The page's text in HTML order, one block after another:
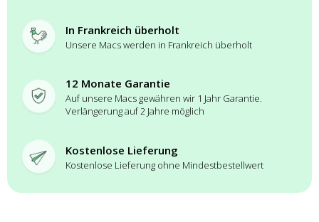
In Frankreich überholt
Unsere Macs werden in Frankreich überholt
12 Monate Garantie
Auf unsere Macs gewähren wir 1 Jahr Garantie.
Verlängerung auf 2 Jahre möglich
Kostenlose Lieferung
Kostenlose Lieferung ohne Mindestbestellwert